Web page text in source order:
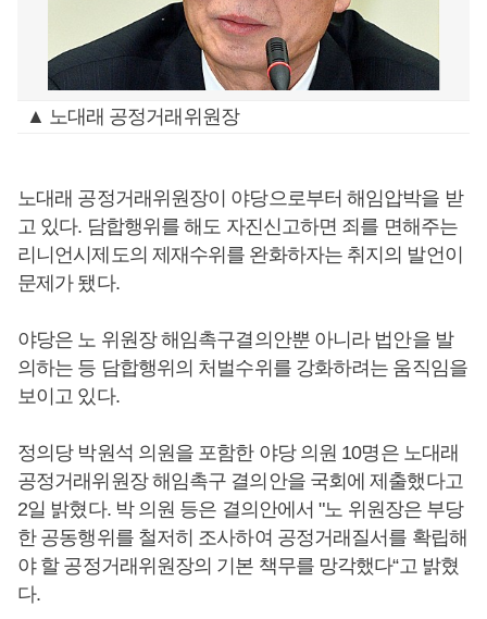
▲ 노대래 공정거래위원장
노대래 공정거래위원장이 야당으로부터 해임압박을 받
고 있다. 담합행위를 해도 자진신고하면 죄를 면해주는
리니언시제도의 제재수위를 완화하자는 취지의 발언이
문제가 됐다.
야당은 노 위원장 해임촉구결의안뿐 아니라 법안을 발
의하는 등 담합행위의 처벌수위를 강화하려는 움직임을
보이고 있다.
정의당 박원석 의원을 포함한 야당 의원 10명은 노대래
공정거래위원장 해임촉구 결의안을 국회에 제출했다고
2일 밝혔다. 박 의원 등은 결의안에서 "노 위원장은 부당
한 공동행위를 철저히 조사하여 공정거래질서를 확립해
야 할 공정거래위원장의 기본 책무를 망각했다“고 밝혔
다.